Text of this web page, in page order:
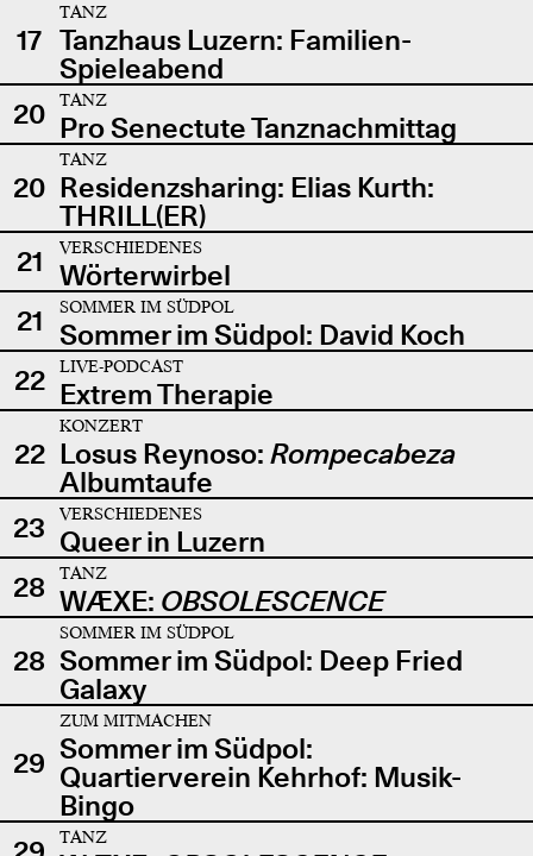
17
TANZ
Tanzhaus Luzern: Familien-
Spieleabend
20
TANZ
Pro Senectute Tanznachmittag
20
TANZ
Residenzsharing: Elias Kurth:
THRILL(ER)
21
VERSCHIEDENES
Wörterwirbel
21
SOMMER IM SÜDPOL
Sommer im Südpol: David Koch
22
LIVE-PODCAST
Extrem Therapie
22
KONZERT
Losus Reynoso: Rompecabeza
Albumtaufe
23
VERSCHIEDENES
Queer in Luzern
28
TANZ
WÆXE: OBSOLESCENCE
28
SOMMER IM SÜDPOL
Sommer im Südpol: Deep Fried
Galaxy
29
ZUM MITMACHEN
Sommer im Südpol:
Quartierverein Kehrhof: Musik-
Bingo
TANZ